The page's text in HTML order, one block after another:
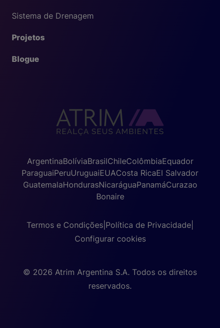
Sistema de Drenagem
Projetos
Blogue
ArgentinaBolíviaBrasilChileColômbiaEquador
ParaguaiPeruUruguaiEUACosta RicaEl Salvador
GuatemalaHondurasNicaráguaPanamáCurazao
Bonaire
Termos e Condições Política de Privacidade
Configurar cookies
© 2026 Atrim Argentina S.A. Todos os direitos
reservados.